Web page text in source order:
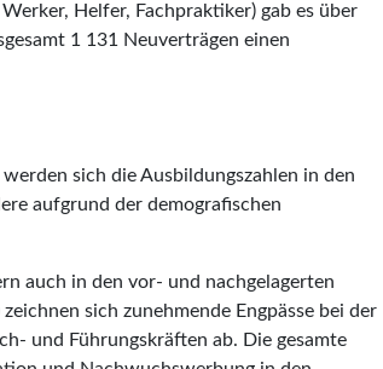
Helfer, Fachpraktiker) gab es über
1 131 Neuverträgen einen
sich die Ausbildungszahlen in den
aufgrund der demografischen
auch in den vor- und nachgelagerten
sich zunehmende Engpässe bei der
und Führungskräften ab. Die gesamte